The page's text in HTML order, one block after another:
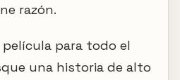
razón.
película para todo el
una historia de alto